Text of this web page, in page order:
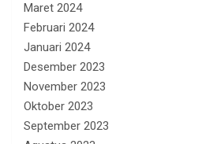
Maret 2024
Februari 2024
Januari 2024
Desember 2023
November 2023
Oktober 2023
September 2023